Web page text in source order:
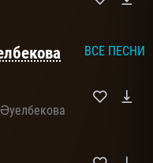
ВСЕ ПЕСНИ